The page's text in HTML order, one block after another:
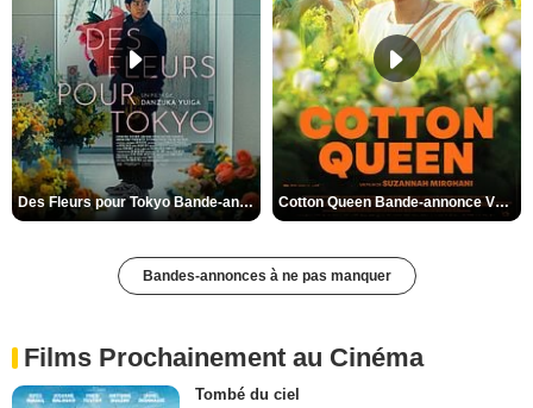
Des Fleurs pour Tokyo Bande-annonce VO STFR Cotton Queen Bande-annonce VO STFR
Bandes-annonces à ne pas manquer
Films Prochainement au Cinéma
Tombé du ciel